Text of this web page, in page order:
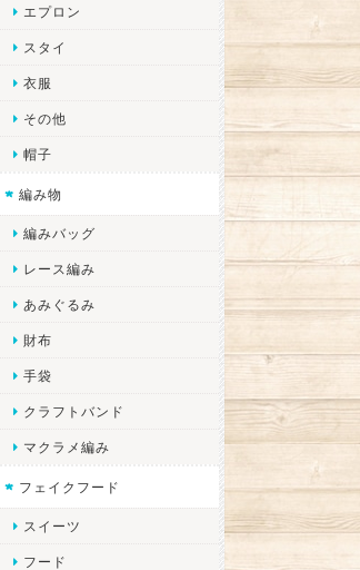
エプロン
スタイ
衣服
その他
帽子
編み物
編みバッグ
レース編み
あみぐるみ
財布
手袋
クラフトバンド
マクラメ編み
フェイクフード
スイーツ
フード